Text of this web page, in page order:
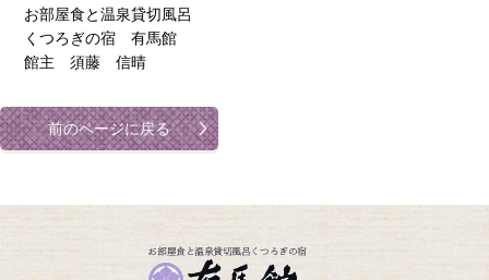
お部屋食と温泉貸切風呂
くつろぎの宿 有馬館
館主 須藤 信晴
前のページに戻る